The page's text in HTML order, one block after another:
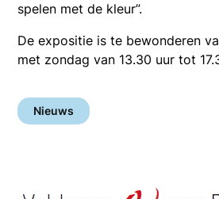
spelen met de kleur”.
De expositie is te bewonderen
met zondag van 13.30 uur tot
Nieuws